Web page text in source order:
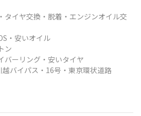
タイヤ交換・脱着・エンジンオイル交
・安いオイル
ン
バーリング・ 安いタイヤ
バイパス・16号・東京環状道路